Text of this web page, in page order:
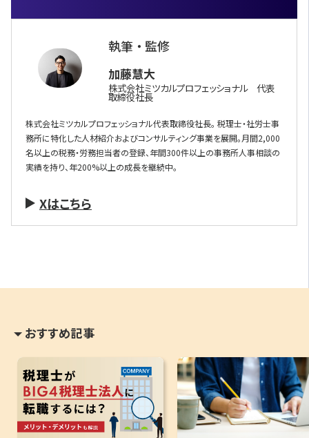
おすすめ記事
執筆 ・ 監修
加藤慧大
株式会社ミツカルプロフェッショナル 代表
取締役社長
株式会社ミツカルプロフェッショナル代表取締役社長。 税理士・社労士事
務所に特化した人材紹介およびコンサルティング事業を展開。月間2,000
名以上の税務・労務担当者の登録、年間300件以上の事務所人事相談の
実績を持り、年200%以上の成長を継続中。
Xはこちら